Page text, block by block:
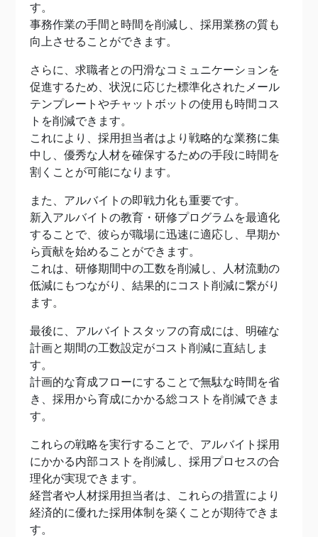
す。
事務作業の手間と時間を削減し、採用業務の質も
向上させることができます。
さらに、求職者との円滑なコミュニケーションを
促進するため、状況に応じた標準化されたメール
テンプレートやチャットボットの使用も時間コス
トを削減できます。
これにより、採用担当者はより戦略的な業務に集
中し、優秀な人材を確保するための手段に時間を
割くことが可能になります。
また、アルバイトの即戦力化も重要です。
新入アルバイトの教育・研修プログラムを最適化
することで、彼らが職場に迅速に適応し、早期か
ら貢献を始めることができます。
これは、研修期間中の工数を削減し、人材流動の
低減にもつながり、結果的にコスト削減に繋がり
ます。
最後に、アルバイトスタッフの育成には、明確な
計画と期間の工数設定がコスト削減に直結しま
す。
計画的な育成フローにすることで無駄な時間を省
き、採用から育成にかかる総コストを削減できま
す。
これらの戦略を実行することで、アルバイト採用
にかかる内部コストを削減し、採用プロセスの合
理化が実現できます。
経営者や人材採用担当者は、これらの措置により
経済的に優れた採用体制を築くことが期待できま
す。